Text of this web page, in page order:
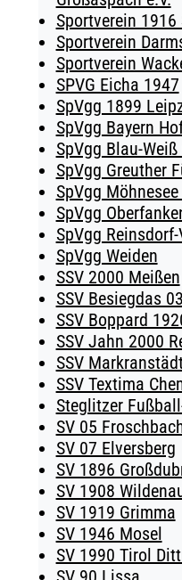
Sportverein 1916
Sportverein
Sportverein
SPVG Eicha 1947
SpVgg 1899
SpVgg Bayern
SpVgg Blau-
SpVgg Greuther
SpVgg
SpVgg
SpVgg
SpVgg Weiden
SSV 2000 Meißen
SSV Besiegdas
SSV Boppard
SSV Jahn 2000
SSV
SSV Textima
Steglitzer
SV 05
SV 07 Elversberg
SV 1896
SV 1908
SV 1919 Grimma
SV 1946 Mosel
SV 1990 Tirol